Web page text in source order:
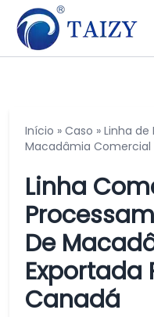
Início » Caso » Linha de
Macadâmia Comercial
Linha
De
Exportada
Canadá